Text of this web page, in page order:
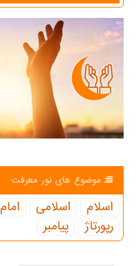
موضوع های نور معرفت
اسلام اسلامی امام
رپورتاژ
پیامبر